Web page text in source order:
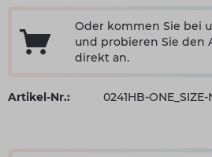
Oder kommen Sie bei
und probieren Sie den
direkt an.
Artikel-Nr.: 0241HB-ONE_SIZE-